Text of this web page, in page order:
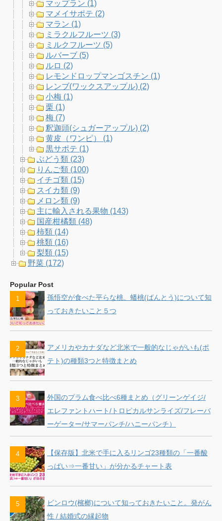
マップラン (1)
マメイサポテ (2)
マラン (1)
ミラクルフルーツ (3)
ミルクフルーツ (5)
ルバーブ (5)
ルロ (2)
レモンドロップマンゴスチン (1)
レンブ(ワックスアップル) (2)
小梅 (1)
栗 (1)
梅 (7)
釈迦頭(シュガーアップル) (2)
黄皮（ワンピ） (1)
黒サポテ (1)
ぶどう類 (23)
りんご類 (100)
イチゴ類 (15)
スイカ類 (9)
メロン類 (9)
主に輸入される果物 (143)
国産柑橘類 (48)
柿類 (14)
桃類 (16)
梨類 (15)
野菜 (172)
Popular Post
孫悟空が食べた平らな桃、蟠桃(ばんとう)について知
っておきたいこと５つ
アメリカやカナダなど北米で一般的なじゃがいも(ポ
テト)の種類3つと特徴まとめ
外国のプラム食べ比べ6種まとめ（グリーンゲイジ/
エレファントハート/トロピカルサンライズ/フレーバ
ーゲーター/サマーパンチ/ハニーパンチ）
【保存版】北米で手に入るリンゴ23種類の「一番酸
っぱい⇒一番甘い」が分かるチャート表
ビンロウ(檳榔)について知っておきたいこと。発がん
性 / 結婚式の縁起物